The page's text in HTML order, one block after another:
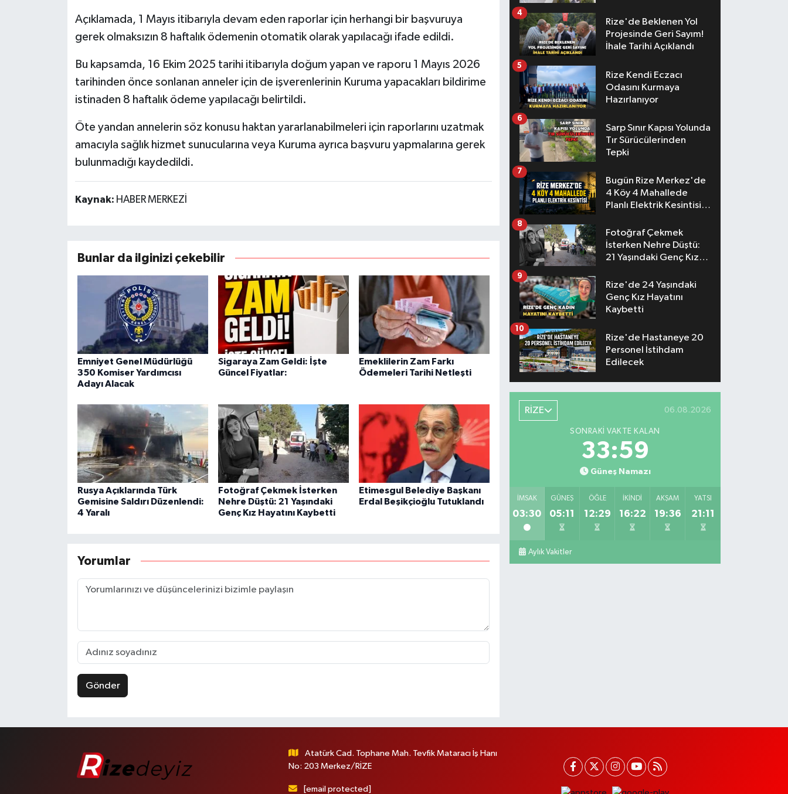
Açıklamada, 1 Mayıs itibarıyla devam eden raporlar için herhangi bir başvuruya
gerek olmaksızın 8 haftalık ödemenin otomatik olarak yapılacağı ifade edildi.
Bu kapsamda, 16 Ekim 2025 tarihi itibarıyla doğum yapan ve raporu 1 Mayıs 2026
tarihinden önce sonlanan anneler için de işverenlerinin Kuruma yapacakları bildirime
istinaden 8 haftalık ödeme yapılacağı belirtildi.
Öte yandan annelerin söz konusu haktan yararlanabilmeleri için raporlarını uzatmak
amacıyla sağlık hizmet sunucularına veya Kuruma ayrıca başvuru yapmalarına gerek
bulunmadığı kaydedildi.
Kaynak: HABER MERKEZİ
Bunlar da ilginizi çekebilir
Emniyet Genel Müdürlüğü
350 Komiser Yardımcısı
Adayı Alacak
Sigaraya Zam Geldi: İşte
Güncel Fiyatlar:
Emeklilerin Zam Farkı
Ödemeleri Tarihi Netleşti
Rusya Açıklarında Türk
Gemisine Saldırı Düzenlendi:
4 Yaralı
Fotoğraf Çekmek İsterken
Nehre Düştü: 21 Yaşındaki
Genç Kız Hayatını Kaybetti
Etimesgul Belediye Başkanı
Erdal Beşikçioğlu Tutuklandı
Yorumlar
Gönder
Rize'de Beklenen Yol
Projesinde Geri Sayım!
İhale Tarihi Açıklandı
4
Rize Kendi Eczacı
Odasını Kurmaya
Hazırlanıyor
5
Sarp Sınır Kapısı Yolunda
Tır Sürücülerinden
Tepki
6
Bugün Rize Merkez'de
4 Köy 4 Mahallede
Planlı Elektrik Kesintisi
7
Fotoğraf Çekmek
İsterken Nehre Düştü:
21 Yaşındaki Genç Kız
8
Rize'de 24 Yaşındaki
Genç Kız Hayatını
Kaybetti
9
Rize'de Hastaneye 20
Personel İstihdam
Edilecek
10
RİZE 06.08.2026
SONRAKI VAKTE KALAN
33:58
Güneş Namazı
İMSAK
03:30
GÜNEŞ
05:11
ÖĞLE
12:29
İKINDI
16:22
AKŞAM
19:36
YATSI
21:11
Aylık Vakitler
Atatürk Cad. Tophane Mah. Tevfik Mataracı İş Hanı
No: 203 Merkez/RİZE
[email protected]